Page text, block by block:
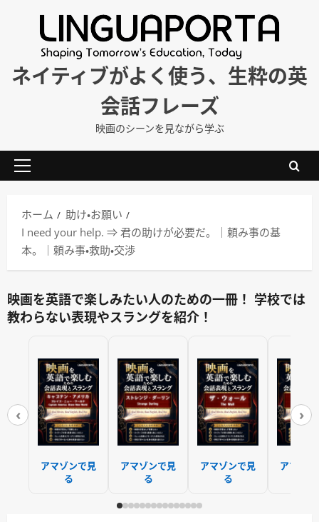
ネイティブがよく使う、生粋の英
会話フレーズ
映画のシーンを見ながら学ぶ
メ
ン
メ
ニ
ホーム
助け・お願い
I need your help. ⇒ 君の助けが必要だ。｜頼み事の基
本。｜頼み事・救助・交渉
映画を英語で楽しみたい人のための一冊！ 学校では
教わらない表現やスラングを紹介！
‹
アマゾンで見
る
アマゾンで見
る
アマゾンで見
る
アマゾ
›